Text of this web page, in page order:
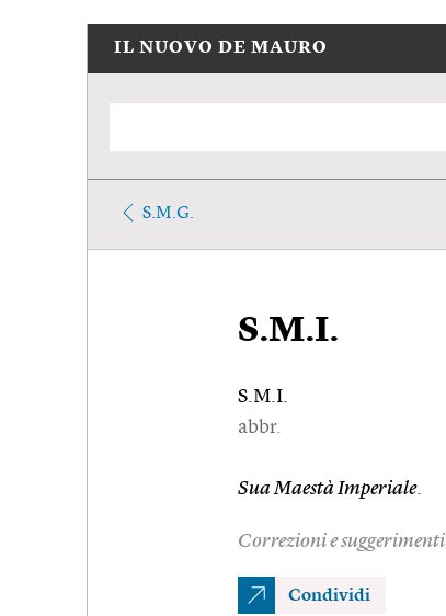
IL NUOVO DE MAURO
S.M.G.
S.M.I.
S.M.I.
abbr.
Sua Maestà Imperiale.
Correzioni e suggerimenti
Condividi